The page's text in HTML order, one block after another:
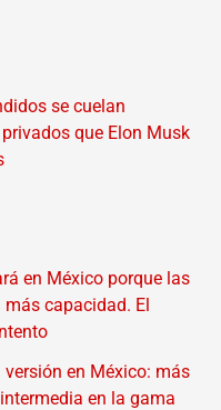
se cuelan
que Elon Musk
en México porque las
más capacidad. El
versión en México: más
en la gama